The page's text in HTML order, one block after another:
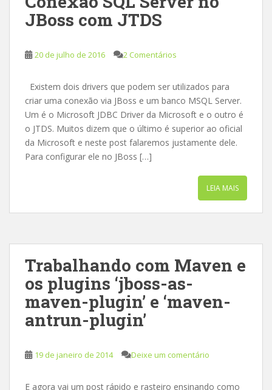
JBoss com JTDS
20 de julho de 2016 2 Comentários
Existem dois drivers que podem ser utilizados para
criar uma conexão via JBoss e um banco MSQL Server.
Um é o Microsoft JDBC Driver da Microsoft e o outro é
o JTDS. Muitos dizem que o último é superior ao oficial
da Microsoft e neste post falaremos justamente dele.
Para configurar ele no JBoss […]
LEIA MAIS
Trabalhando com Maven e
os plugins ‘jboss-as-
maven-plugin’ e ‘maven-
antrun-plugin’
19 de janeiro de 2014 Deixe um comentário
E agora vai um post rápido e rasteiro ensinando como